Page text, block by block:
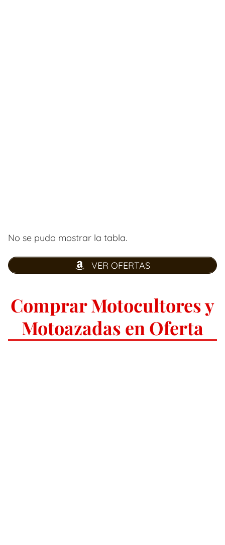
No se pudo mostrar la tabla.
VER OFERTAS
Comprar Motocultores y
Motoazadas en Oferta